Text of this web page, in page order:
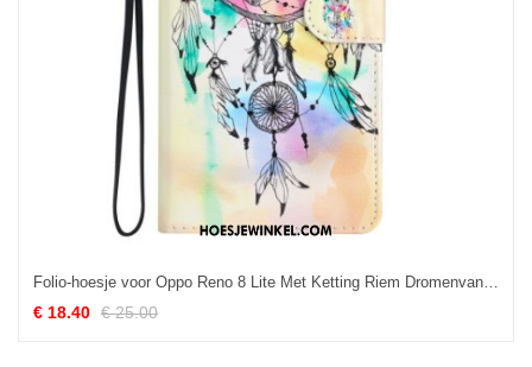
Folio-hoesje voor Oppo Reno 8 Lite Met Ketting Riem Dromenvanger
€ 18.40 € 25.00